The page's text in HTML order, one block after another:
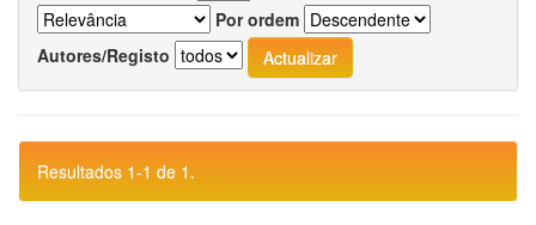
Por ordem
Autores/Registo
Resultados 1-1 de 1.